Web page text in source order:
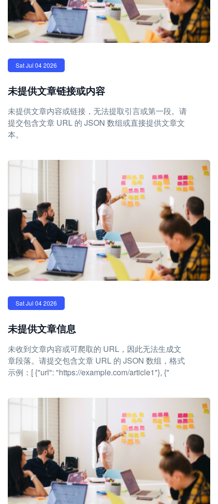
Sat Jul 04 2026
未提供文章链接或内容
未提供文章内容或链接，无法提取引言或第一段。请
提交包含文章 URL 的 JSON 数组或直接提供文章文
本。
Sat Jul 04 2026
未提供文章信息
未收到文章内容或可爬取的 URL，因此无法生成文
章段落。请提交包含文章 URL 的 JSON 数组，格式
示例：[ {"url": "https://example.com/article1"}, {"